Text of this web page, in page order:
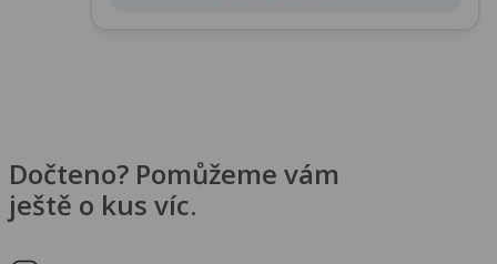
Dočteno? Pomůžeme vám
ještě o kus víc.